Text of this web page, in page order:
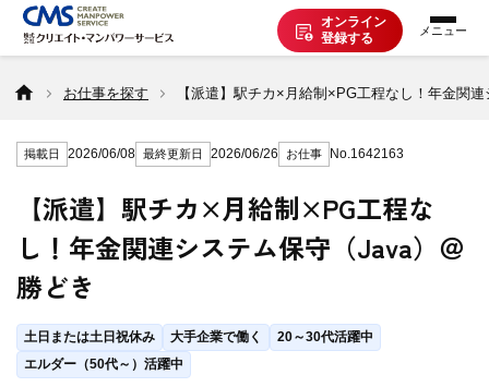
オンライン
登録する
お仕事を探す
派遣で働く
登録の流れ
派遣の知識
お仕事を探す 【派遣】駅チカ×月給制×PG工程なし！年金関
掲載日 2026/06/08 最終更新日 2026/06/26 お仕事 No.1642163
【派遣】駅チカ×月給制×PG工程な
し！年金関連システム保守（Java）＠
勝どき
土日または土日祝休み 大手企業で働く
20～30代活躍中
エルダー（50代～）活躍中